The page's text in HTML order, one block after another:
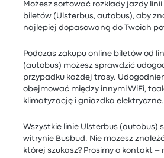
Możesz sortować rozkłady jazdy
biletów (Ulsterbus, autobus), aby
najlepiej dopasowaną do Twoich
Podczas zakupu online biletów od
(autobus) możesz sprawdzić
przypadku każdej trasy.
obejmować między innymi WiFi,
klimatyzację i gniazdka elektryczne.
Wszystkie linie Ulsterbus (autobus)
witrynie Busbud. Nie możesz
której szukasz? Prosimy o kontakt